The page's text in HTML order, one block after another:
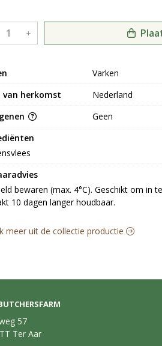
+
Varken
van herkomst
Nederland
Geen
bewaren (max. 4°C). Geschikt om in
10 dagen langer houdbaar.
meer uit de collectie productie
57
Ter Aar